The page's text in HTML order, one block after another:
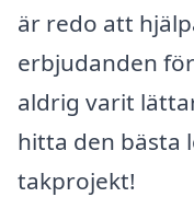
är redo att
erbjudanden
aldrig varit
hitta den bästa
takprojekt!